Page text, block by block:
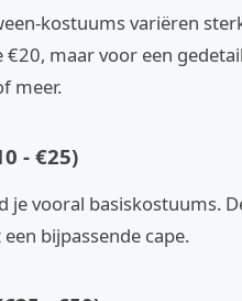
kostuums variëren
maar voor een
meer.
- €25)
je vooral basiskostuums.
bijpassende cape.